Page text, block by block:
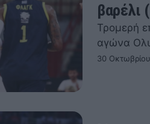
βαρέλι
Τρομερή
αγώνα
30